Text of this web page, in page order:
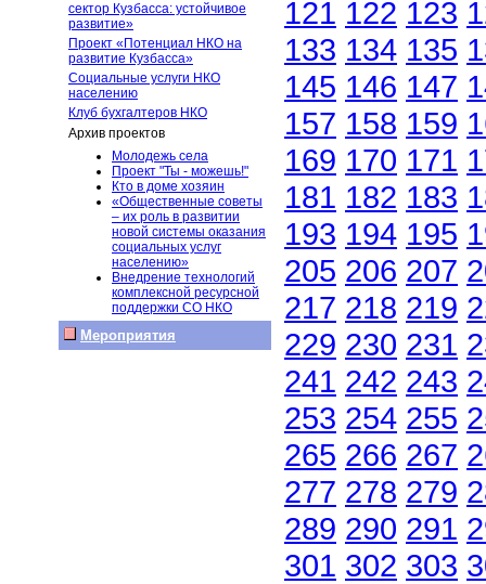
сектор Кузбасса: устойчивое
развитие»
Проект «Потенциал НКО на
развитие Кузбасса»
Социальные услуги НКО
населению
Клуб бухгалтеров НКО
Архив проектов
Молодежь села
Проект "Ты - можешь!"
Кто в доме хозяин
«Общественные советы
– их роль в развитии
новой системы оказания
социальных услуг
населению»
Внедрение технологий
комплексной ресурсной
поддержки СО НКО
Мероприятия
121 122 123
133 134 135
145 146 147
157 158 159
169 170 171
181 182 183
193 194 195
205 206 207
217 218 219
229 230 231
241 242 243
253 254 255
265 266 267
277 278 279
289 290 291
301 302 303